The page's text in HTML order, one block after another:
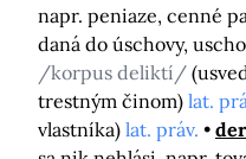
napr. peniaze, cenné
daná do úschovy,
/korpus deliktí/
trestným činom) lat.
vlastníka) lat. práv.